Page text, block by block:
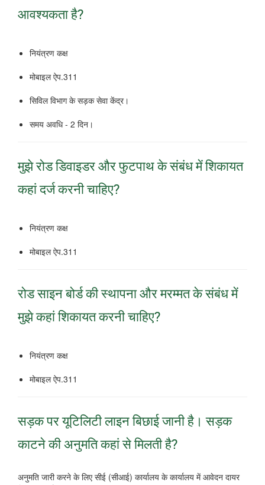
आवश्यकता है?
नियंत्रण कक्ष
मोबाइल ऐप.311
सिविल विभाग के सड़क सेवा केंद्र।
समय अवधि - 2 दिन।
मुझे रोड डिवाइडर और फुटपाथ के संबंध में शिकायत
कहां दर्ज करनी चाहिए?
नियंत्रण कक्ष
मोबाइल ऐप.311
रोड साइन बोर्ड की स्थापना और मरम्मत के संबंध में
मुझे कहां शिकायत करनी चाहिए?
नियंत्रण कक्ष
मोबाइल ऐप.311
सड़क पर यूटिलिटी लाइन बिछाई जानी है।सड़क
काटने की अनुमति कहां से मिलती है?
अनुमति जारी करने के लिए सीई (सीआई) कार्यालय के कार्यालय में आवेदन दायर